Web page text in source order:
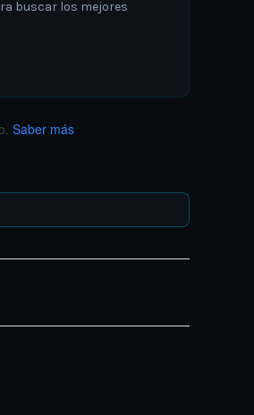
buscar los mejores
Saber más